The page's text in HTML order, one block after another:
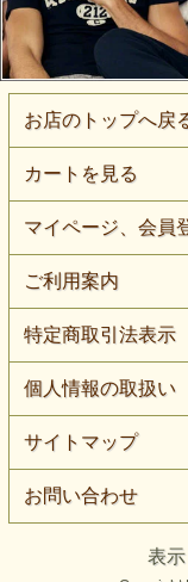
お店のトップへ戻
カートを見る
マイページ、会員
ご利用案内
特定商取引法表示
個人情報の取扱い
サイトマップ
お問い合わせ
表